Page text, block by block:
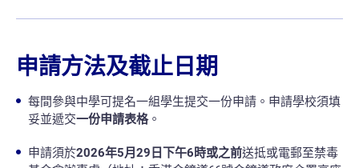
申請方法及截止日期
每間參與中學可提名一組學生提交一份申請。申請學校須填
妥並遞交一份申請表格。
申請須於2026年5月29日下午6時或之前送抵或電郵至禁毒